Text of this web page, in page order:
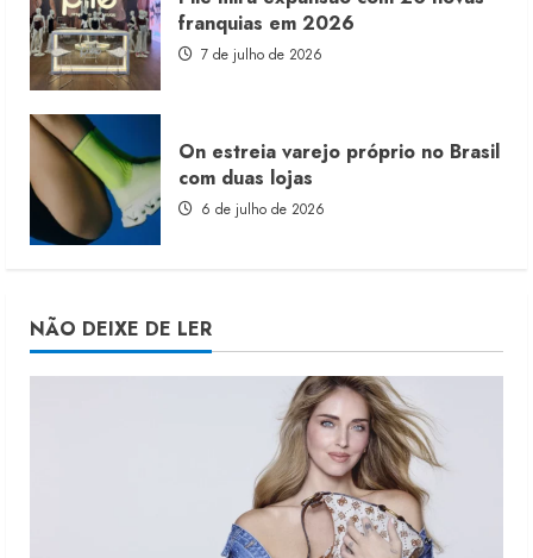
franquias em 2026
7 de julho de 2026
On estreia varejo próprio no Brasil
com duas lojas
6 de julho de 2026
NÃO DEIXE DE LER